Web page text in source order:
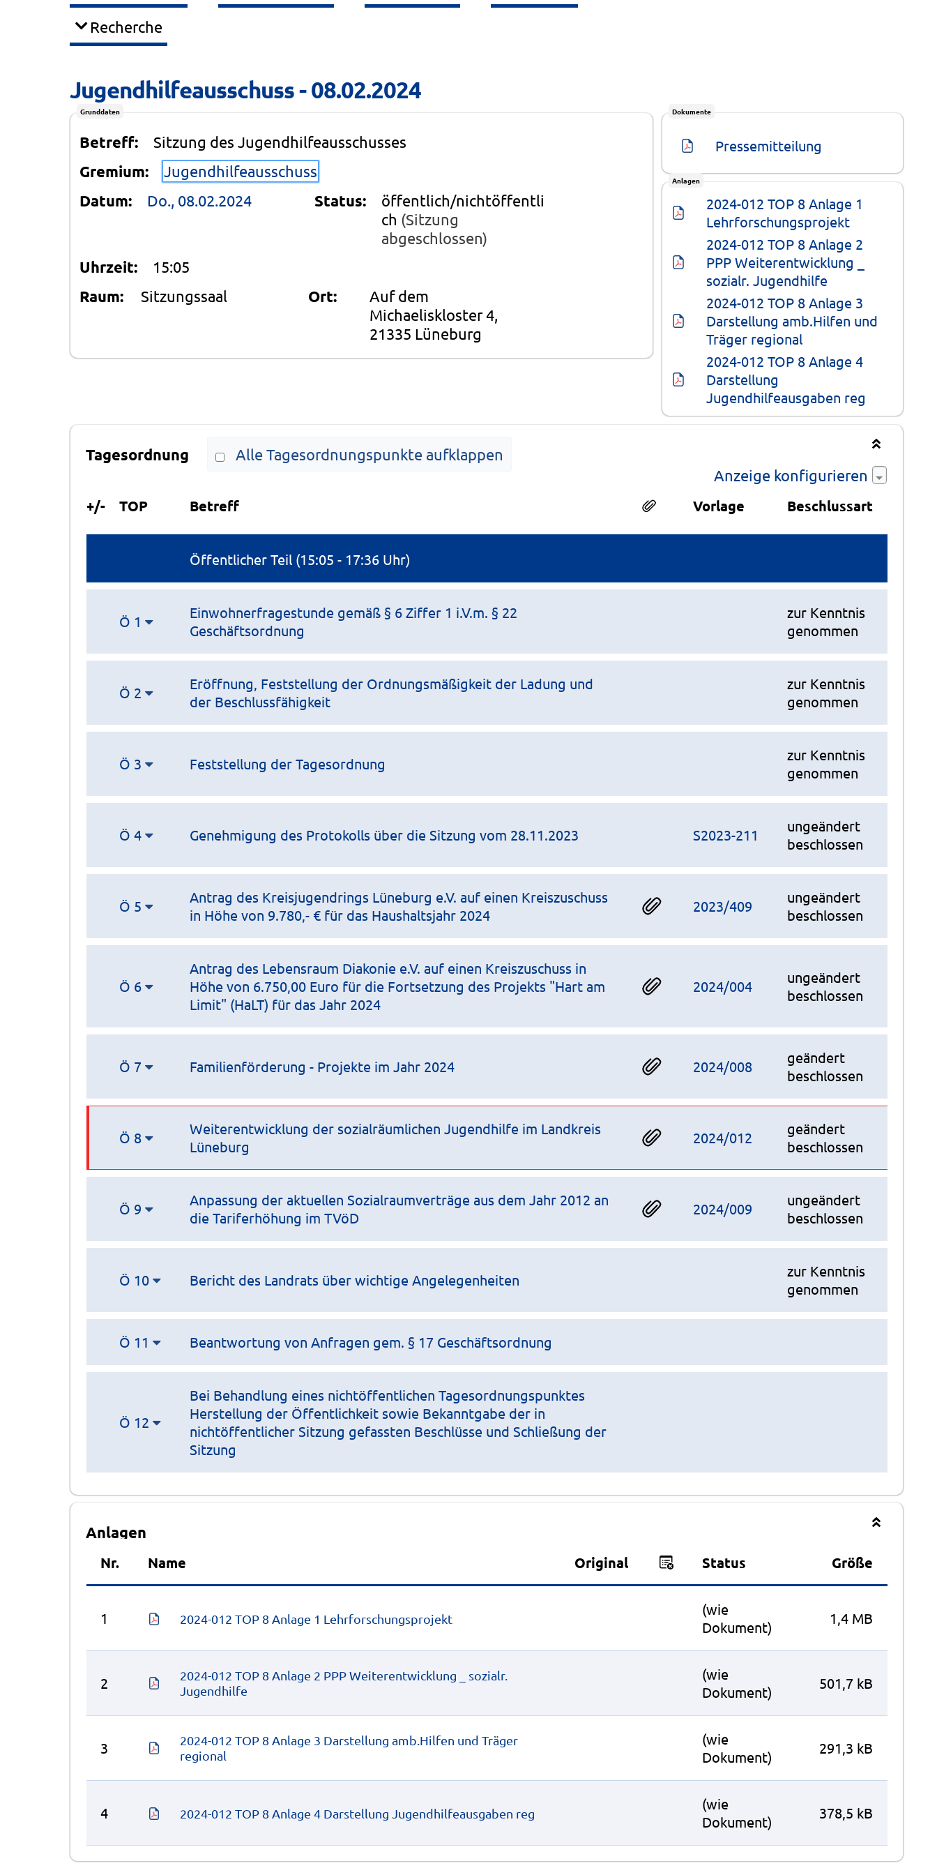
Recherche
Jugendhilfeausschuss - 08.02.2024
Grunddaten
Betreff: Sitzung des Jugendhilfeausschusses
Gremium: Jugendhilfeausschuss
Datum: Do., 08.02.2024 Status:
öffentlich/nichtöffentli
ch (Sitzung
abgeschlossen)
Uhrzeit: 15:05
Raum: Sitzungssaal Ort:
Auf dem
Michaeliskloster 4,
21335 Lüneburg
Dokumente
Pressemitteilung
Anlagen
2024-012 TOP 8 Anlage 1
Lehrforschungsprojekt
2024-012 TOP 8 Anlage 2
PPP Weiterentwicklung _
sozialr. Jugendhilfe
2024-012 TOP 8 Anlage 3
Darstellung amb.Hilfen und
Träger regional
2024-012 TOP 8 Anlage 4
Darstellung
Jugendhilfeausgaben reg
Tagesordnung
Alle Tagesordnungspunkte aufklappen
Anzeige konfigurieren
+/- TOP Betreff Vorlage Beschlussart
Öffentlicher Teil (15:05 - 17:36 Uhr)
Ö 1
Einwohnerfragestunde gemäß § 6 Ziffer 1 i.V.m. § 22
Geschäftsordnung
zur Kenntnis
genommen
Ö 2
Eröffnung, Feststellung der Ordnungsmäßigkeit der Ladung und
der Beschlussfähigkeit
zur Kenntnis
genommen
Ö 3 Feststellung der Tagesordnung
zur Kenntnis
genommen
Ö 4 Genehmigung des Protokolls über die Sitzung vom 28.11.2023 S2023-211
ungeändert
beschlossen
Ö 5
Antrag des Kreisjugendrings Lüneburg e.V. auf einen Kreiszuschuss
in Höhe von 9.780,- € für das Haushaltsjahr 2024
2023/409
ungeändert
beschlossen
Ö 6
Antrag des Lebensraum Diakonie e.V. auf einen Kreiszuschuss in
Höhe von 6.750,00 Euro für die Fortsetzung des Projekts "Hart am
Limit" (HaLT) für das Jahr 2024
2024/004
ungeändert
beschlossen
Ö 7 Familienförderung - Projekte im Jahr 2024 2024/008
geändert
beschlossen
Ö 8
Weiterentwicklung der sozialräumlichen Jugendhilfe im Landkreis
Lüneburg
2024/012
geändert
beschlossen
Ö 9
Anpassung der aktuellen Sozialraumverträge aus dem Jahr 2012 an
die Tariferhöhung im TVöD
2024/009
ungeändert
beschlossen
Ö 10 Bericht des Landrats über wichtige Angelegenheiten
zur Kenntnis
genommen
Ö 11 Beantwortung von Anfragen gem. § 17 Geschäftsordnung
Ö 12
Bei Behandlung eines nichtöffentlichen Tagesordnungspunktes
Herstellung der Öffentlichkeit sowie Bekanntgabe der in
nichtöffentlicher Sitzung gefassten Beschlüsse und Schließung der
Sitzung
Anlagen
Nr. Name Original Status Größe
1 2024-012 TOP 8 Anlage 1 Lehrforschungsprojekt
(wie
Dokument)
1,4 MB
2
2024-012 TOP 8 Anlage 2 PPP Weiterentwicklung _ sozialr.
Jugendhilfe
(wie
Dokument)
501,7 kB
3
2024-012 TOP 8 Anlage 3 Darstellung amb.Hilfen und Träger
regional
(wie
Dokument)
291,3 kB
4 2024-012 TOP 8 Anlage 4 Darstellung Jugendhilfeausgaben reg
(wie
Dokument)
378,5 kB